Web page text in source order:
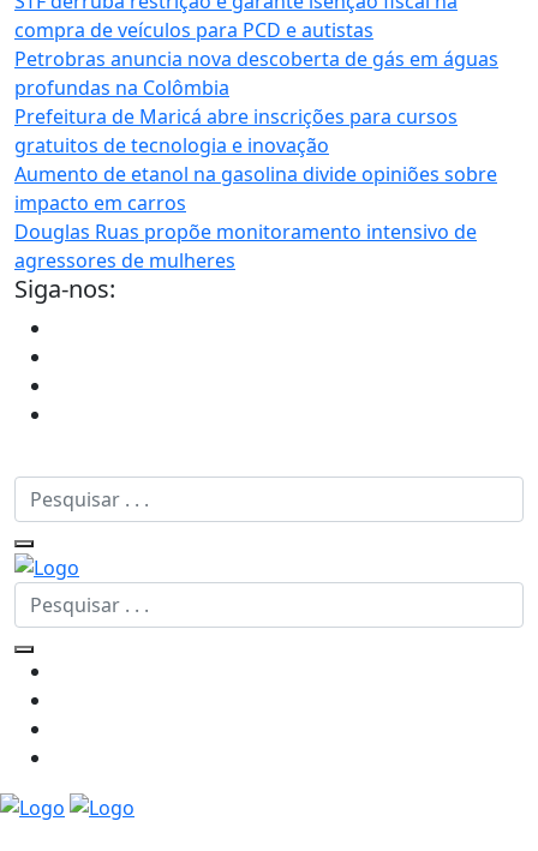
compra de veículos para PCD e autistas
Petrobras anuncia nova descoberta de gás em águas
profundas na Colômbia
Prefeitura de Maricá abre inscrições para cursos
gratuitos de tecnologia e inovação
Aumento de etanol na gasolina divide opiniões sobre
impacto em carros
Douglas Ruas propõe monitoramento intensivo de
agressores de mulheres
Siga-nos: